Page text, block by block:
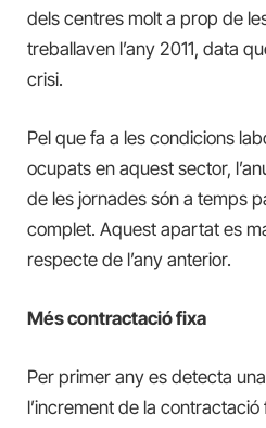
dels centres molt a prop de
treballaven l’any 2011, data
crisi.
Pel que fa a les condicions
ocupats en aquest sector,
de les jornades són a temps
complet. Aquest apartat es
respecte de l’any anterior.
Més contractació fixa
Per primer any es detecta
l’increment de la